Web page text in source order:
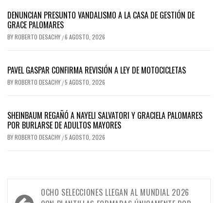
DENUNCIAN PRESUNTO VANDALISMO A LA CASA DE GESTIÓN DE
GRACE PALOMARES
BYROBERTO DESACHY /6 AGOSTO, 2026
PAVEL GASPAR CONFIRMA REVISIÓN A LEY DE MOTOCICLETAS
BYROBERTO DESACHY /5 AGOSTO, 2026
SHEINBAUM REGAÑÓ A NAYELI SALVATORI Y GRACIELA PALOMARES
POR BURLARSE DE ADULTOS MAYORES
BYROBERTO DESACHY /5 AGOSTO, 2026
Navegación
OCHO SELECCIONES LLEGAN AL MUNDIAL 2026